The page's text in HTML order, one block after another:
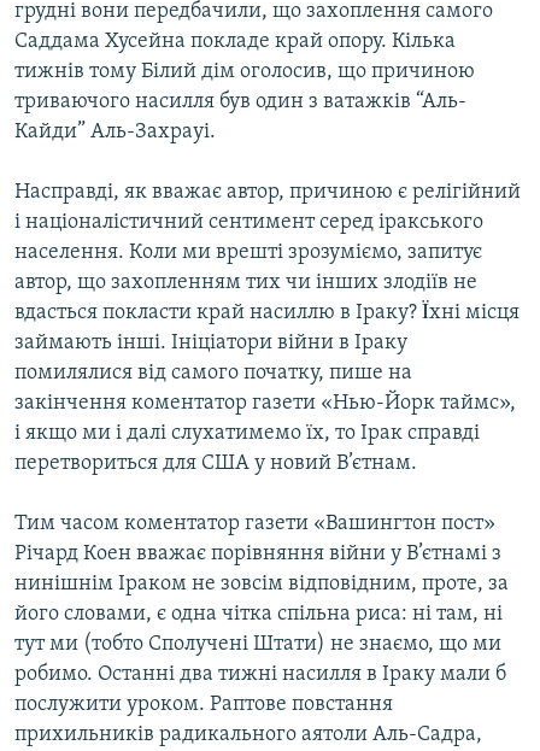
Усі сайти RFE/RL
грудні вони передбачили, що захоплення самого
Саддама Хусейна покладе край опору. Кілька
тижнів тому Білий дім оголосив, що причиною
триваючого насилля був один з ватажків “Аль-
Кайди” Аль-Захрауі.
Насправді, як вважає автор, причиною є релігійний
і націоналістичний сентимент серед іракського
населення. Коли ми врешті зрозуміємо, запитує
автор, що захопленням тих чи інших злодіїв не
вдасться покласти край насиллю в Іраку? Ïхні місця
займають інші. Ініціатори війни в Іраку
помилялися від самого початку, пише на
закінчення коментатор газети «Нью-Йорк таймс»,
і якщо ми і далі слухатимемо їх, то Ірак справді
перетвориться для США у новий В’єтнам.
Тим часом коментатор газети «Вашингтон пост»
Річард Коен вважає порівняння війни у В’єтнамі з
нинішнім Іраком не зовсім відповідним, проте, за
його словами, є одна чітка спільна риса: ні там, ні
тут ми (тобто Сполучені Штати) не знаємо, що ми
робимо. Останні два тижні насилля в Іраку мали б
послужити уроком. Раптове повстання
прихильників радикального аятоли Аль-Садра,